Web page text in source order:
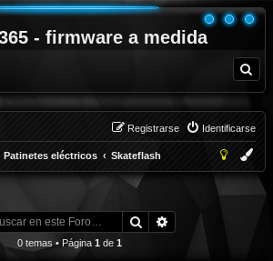
- firmware a medida
u
Identificarse
Registrarse
Patinetes eléctricos Skateflash
Buscar
0 temas • Página 1 de 1